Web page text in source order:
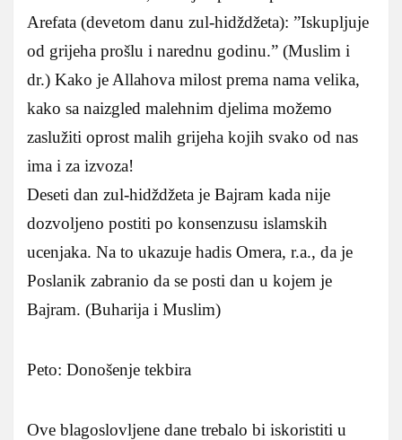
Arefata (devetom danu zul-hidždžeta): ”Iskupljuje
od grijeha prošlu i narednu godinu.” (Muslim i
dr.) Kako je Allahova milost prema nama velika,
kako sa naizgled malehnim djelima možemo
zaslužiti oprost malih grijeha kojih svako od nas
ima i za izvoza!
Deseti dan zul-hidždžeta je Bajram kada nije
dozvoljeno postiti po konsenzusu islamskih
ucenjaka. Na to ukazuje hadis Omera, r.a., da je
Poslanik zabranio da se posti dan u kojem je
Bajram. (Buharija i Muslim)
Peto: Donošenje tekbira
Ove blagoslovljene dane trebalo bi iskoristiti u